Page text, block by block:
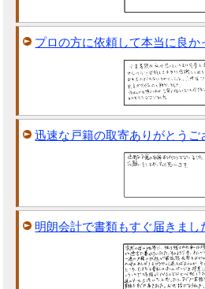
プロの方に依頼して本当に良か
迅速な戸籍の取寄ありがとうご
明朗会計で書類もすぐ届きまし